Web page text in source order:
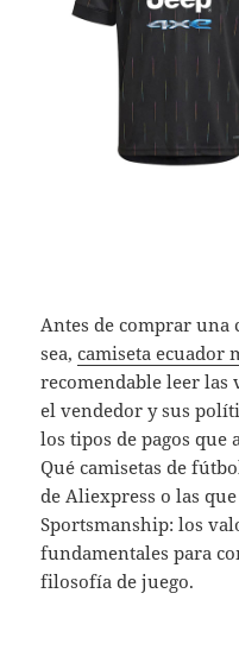
Antes de comprar una
sea,camiseta ecuador
recomendable leer las
el vendedor y sus
los tipos de pagos que
Qué camisetas de
de Aliexpress o las
Sportsmanship: los
fundamentales para
filosofía de juego.